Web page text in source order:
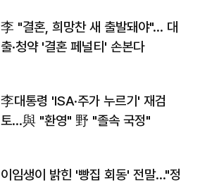
李 "결혼, 희망찬 새 출발돼야"… 대
출·청약 '결혼 페널티' 손본다
李대통령 'ISA·주가 누르기' 재검
토…與 "환영" 野 "졸속 국정"
이임생이 밝힌 '빵집 회동' 전말…"정